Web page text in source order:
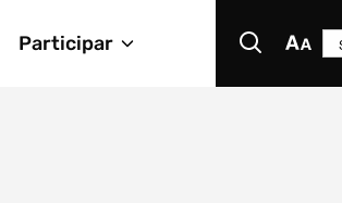
Participar